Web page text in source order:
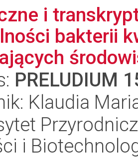
i
bakterii
PRELUDIUM
Klaudia
i